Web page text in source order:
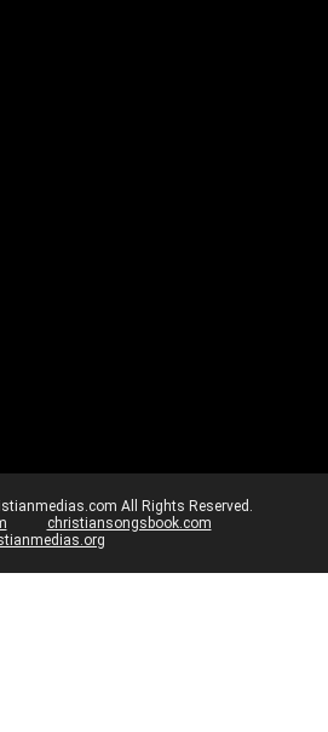
All Rights Reserved.
christiansongsbook.com